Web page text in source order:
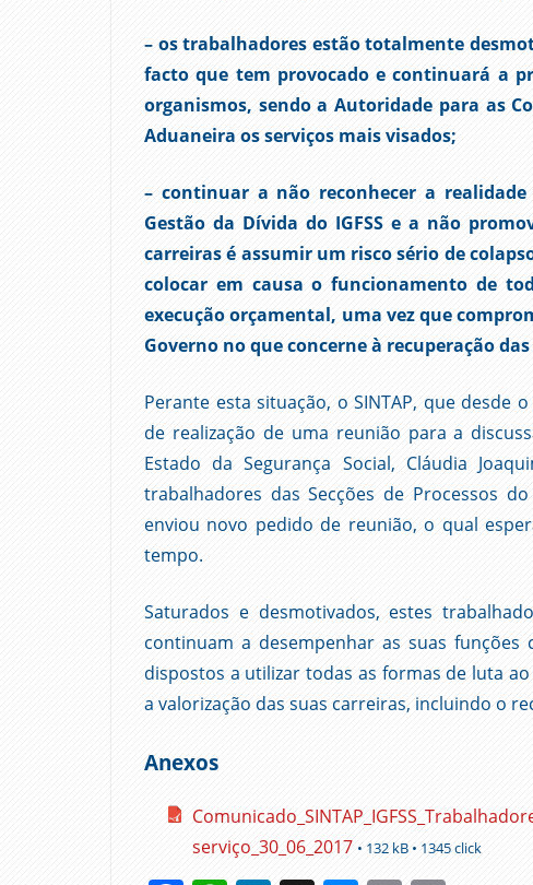
– os trabalhadores estão totalmente
facto que tem provocado e continuará a
organismos, sendo a Autoridade para as
Aduaneira os serviços mais visados;
– continuar a não reconhecer a realidade
Gestão da Dívida do IGFSS e a não
carreiras é assumir um risco sério de
colocar em causa o funcionamento de
execução orçamental, uma vez que
Governo no que concerne à recuperação
Perante esta situação, o SINTAP, que desde
de realização de uma reunião para a
Estado da Segurança Social, Cláudia
trabalhadores das Secções de Processos
enviou novo pedido de reunião, o qual
tempo.
Saturados e desmotivados, estes
continuam a desempenhar as suas funções
dispostos a utilizar todas as formas de luta
a valorização das suas carreiras, incluindo o
Anexos
serviço_30_06_2017 • 132 kB • 1345 click